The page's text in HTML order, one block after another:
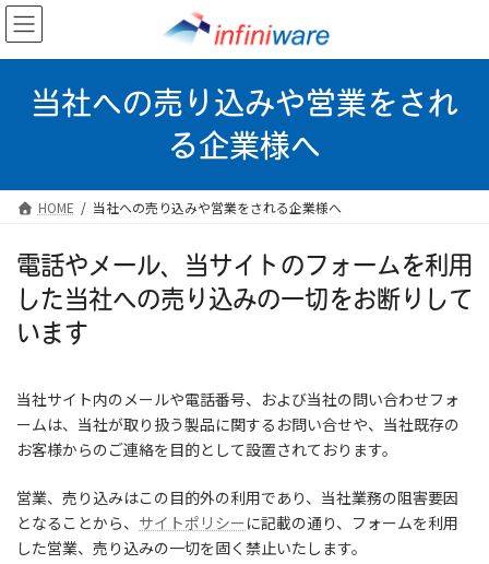
コ
ン
テ
ッ
ナ
ビ
ゲ
移
当社への売り込みや営業をされ
る企業様へ
HOME 当社への売り込みや営業をされる企業様へ
電話やメール、当サイトのフォームを利用
した当社への売り込みの一切をお断りして
います
当社サイト内のメールや電話番号、および当社の問い合わせフォ
ームは、当社が取り扱う製品に関するお問い合せや、当社既存の
お客様からのご連絡を目的として設置されております。
営業、売り込みはこの目的外の利用であり、当社業務の阻害要因
となることから、 サイトポリシー に記載の通り、フォームを利用
した営業、売り込みの一切を固く禁止いたします。